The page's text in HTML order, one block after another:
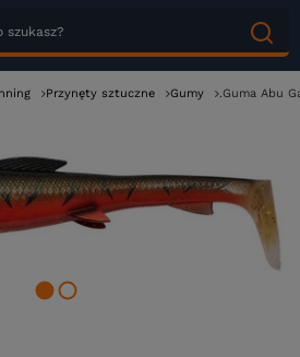
Przynęty sztuczne Gumy .Guma Abu